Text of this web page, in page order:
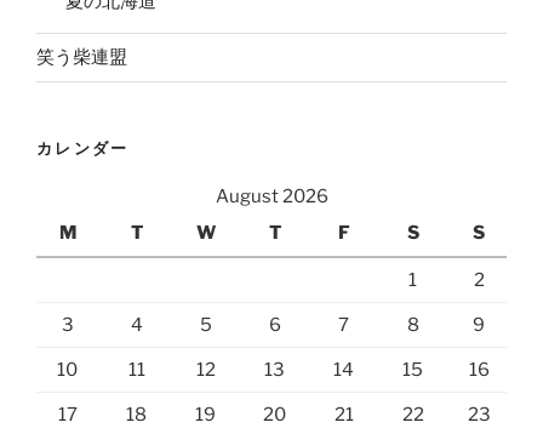
笑う柴連盟
カレンダー
August 2026
M
T W T F S S
1 2
3 4 5 6 7 8 9
10 11 12 13 14 15 16
17 18 19 20 21 22 23